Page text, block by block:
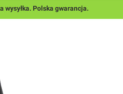
wysyłka. Polska gwarancja.